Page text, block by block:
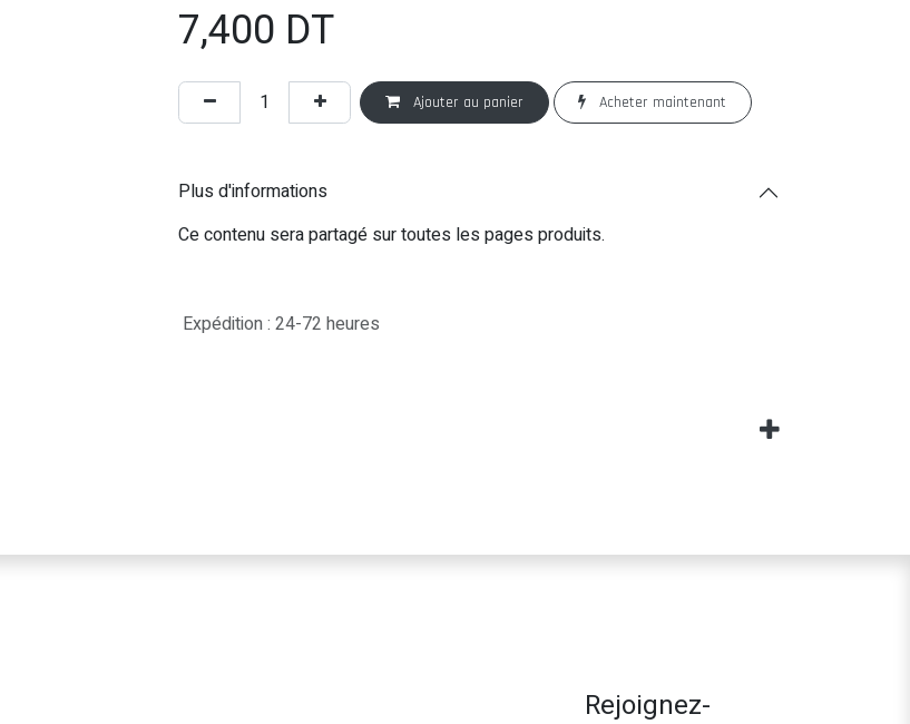
7,400 DT
Ajouter au panier Acheter maintenant
Plus d'informations
Ce contenu sera partagé sur toutes les pages produits.
Expédition : 24-72 heures
Rejoignez-